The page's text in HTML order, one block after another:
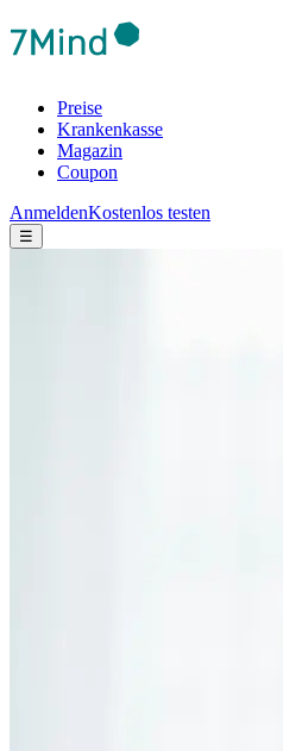
Preise
Krankenkasse
Magazin
Coupon
AnmeldenKostenlos testen
☰